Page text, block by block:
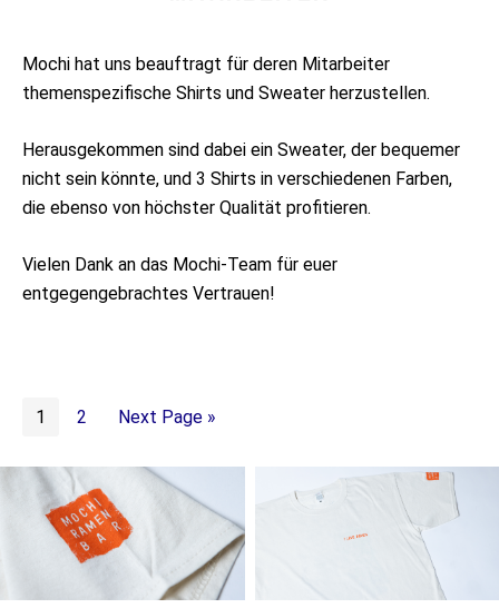
Mochi hat uns beauftragt für deren Mitarbeiter
themenspezifische Shirts und Sweater herzustellen.
Herausgekommen sind dabei ein Sweater, der bequemer
nicht sein könnte, und 3 Shirts in verschiedenen Farben,
die ebenso von höchster Qualität profitieren.
Vielen Dank an das Mochi-Team für euer
entgegengebrachtes Vertrauen!
1 2 Next Page »